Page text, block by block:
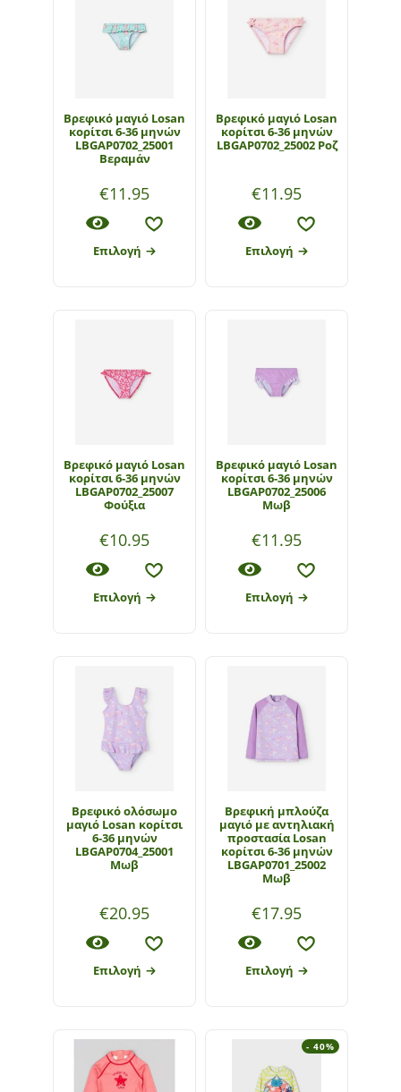
Βρεφικό μαγιό Losan
κορίτσι 6-36 μηνών
LBGAP0702_25001
Βεραμάν
€11.95
Επιλογή
Βρεφικό μαγιό Losan
κορίτσι 6-36 μηνών
LBGAP0702_25002 Ροζ
€11.95
Επιλογή
Βρεφικό μαγιό Losan
κορίτσι 6-36 μηνών
LBGAP0702_25007
Φούξια
€10.95
Επιλογή
Βρεφικό μαγιό Losan
κορίτσι 6-36 μηνών
LBGAP0702_25006
Μωβ
€11.95
Επιλογή
Βρεφικό ολόσωμο
μαγιό Losan κορίτσι
6-36 μηνών
LBGAP0704_25001
Μωβ
€20.95
Επιλογή
Βρεφική μπλούζα
μαγιό με αντηλιακή
προστασία Losan
κορίτσι 6-36 μηνών
LBGAP0701_25002
Μωβ
€17.95
Επιλογή
- 40%